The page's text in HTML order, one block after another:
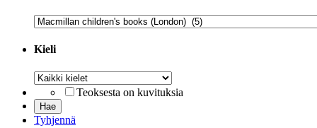
Kustantaja
Kieli
Kieli
Teoksesta on kuvituksia
Tyhjennä